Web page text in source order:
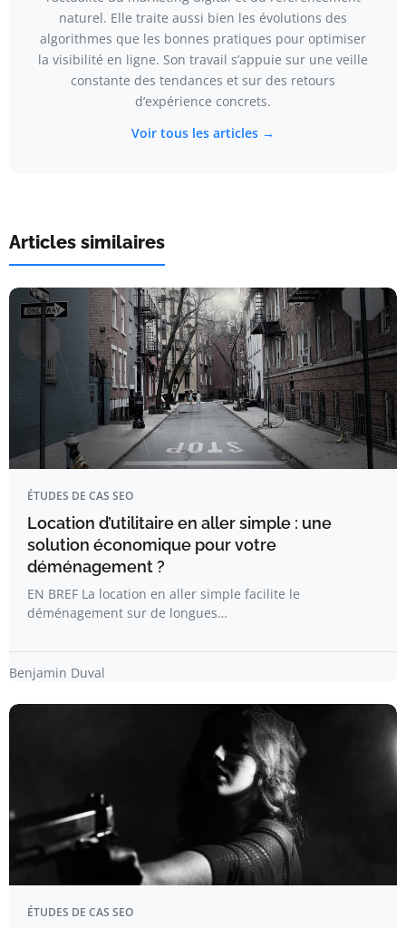
naturel. Elle traite aussi bien les évolutions des
algorithmes que les bonnes pratiques pour optimiser
la visibilité en ligne. Son travail s’appuie sur une veille
constante des tendances et sur des retours
d’expérience concrets.
Voir tous les articles →
Articles similaires
ÉTUDES DE CAS SEO
Location d’utilitaire en aller simple : une
solution économique pour votre
déménagement ?
EN BREF La location en aller simple facilite le
déménagement sur de longues…
Benjamin Duval
ÉTUDES DE CAS SEO